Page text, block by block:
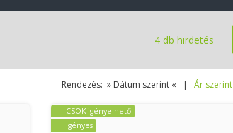
4 db hirdetés
Rendezés: » Dátum szerint « | Ár szerint
CSOK igényelhető
Igényes